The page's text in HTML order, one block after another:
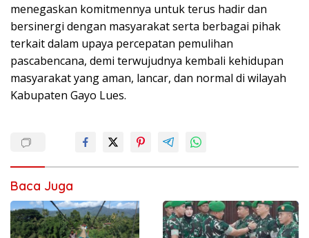
menegaskan komitmennya untuk terus hadir dan
bersinergi dengan masyarakat serta berbagai pihak
terkait dalam upaya percepatan pemulihan
pascabencana, demi terwujudnya kembali kehidupan
masyarakat yang aman, lancar, dan normal di wilayah
Kabupaten Gayo Lues.
Baca Juga